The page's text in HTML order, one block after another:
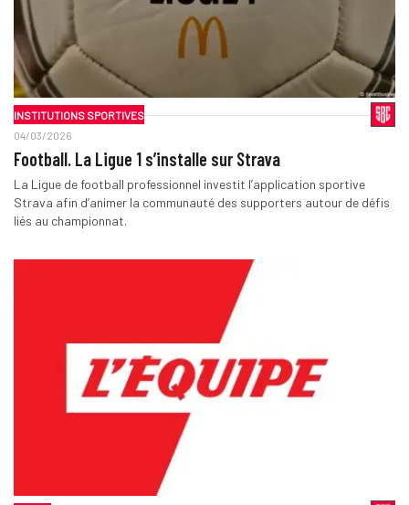
INSTITUTIONS SPORTIVES
04/03/2026
Football. La Ligue 1 s’installe sur Strava
La Ligue de football professionnel investit l’application sportive
Strava afin d’animer la communauté des supporters autour de défis
liés au championnat.